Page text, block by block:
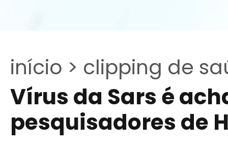
início > clipping de
Vírus da Sars é
pesquisadores de